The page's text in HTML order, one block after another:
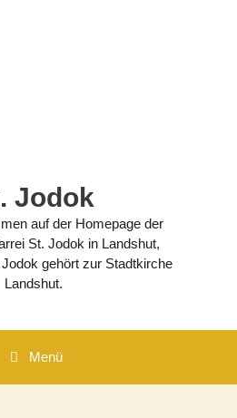
Jodok
auf der Homepage der
St. Jodok in Landshut,
gehört zur Stadtkirche
Landshut.
Menü